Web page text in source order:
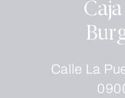
Calle La